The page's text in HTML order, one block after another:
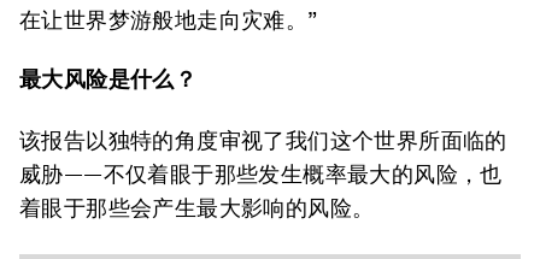
在让世界梦游般地走向灾难。”
最大风险是什么？
该报告以独特的角度审视了我们这个世界所面临的
威胁——不仅着眼于那些发生概率最大的风险，也
着眼于那些会产生最大影响的风险。